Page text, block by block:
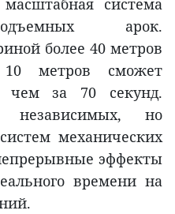
система
арок.
более 40 метров
метров сможет
чем за 70 секунд.
но
механических
эффекты
времени на